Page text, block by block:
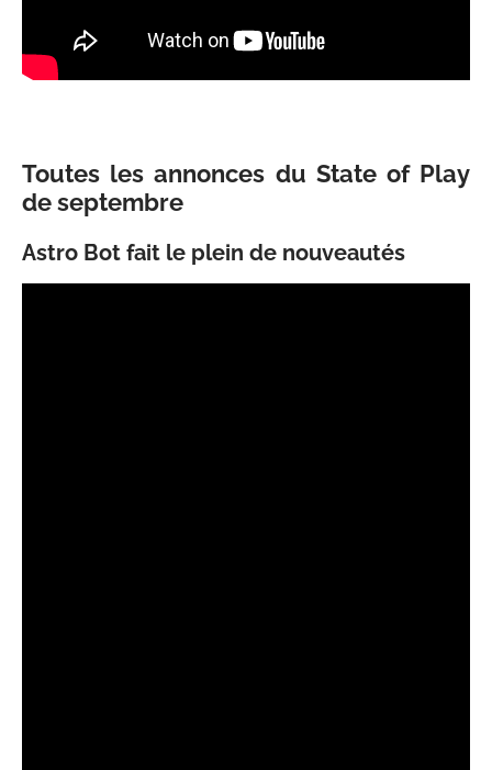
Toutes les annonces du State of Play
de septembre
Astro Bot fait le plein de nouveautés